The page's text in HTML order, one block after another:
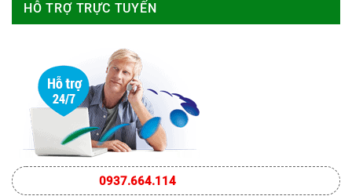
HỖ TRỢ TRỰC TUYẾN
0937.664.114